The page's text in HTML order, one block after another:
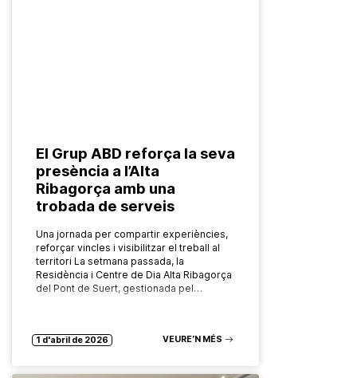
El Grup ABD reforça la seva
presència a l’Alta
Ribagorça amb una
trobada de serveis
Una jornada per compartir experiències,
reforçar vincles i visibilitzar el treball al
territori La setmana passada, la
Residència i Centre de Dia Alta Ribagorça
del Pont de Suert, gestionada pel…
1 d'abril de 2026 VEURE’N MÉS